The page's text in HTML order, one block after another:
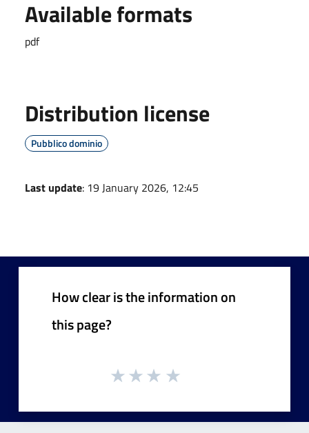
Available formats
pdf
Distribution license
Pubblico dominio
Last update: 19 January 2026, 12:45
How clear is the information on
this page?